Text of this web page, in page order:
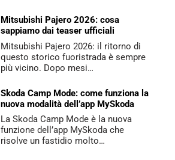
Mitsubishi Pajero 2026: cosa
sappiamo dai teaser ufficiali
Mitsubishi Pajero 2026: il ritorno di
questo storico fuoristrada è sempre
più vicino. Dopo mesi…
Skoda Camp Mode: come funziona la
nuova modalità dell’app MySkoda
La Skoda Camp Mode è la nuova
funzione dell’app MySkoda che
risolve un fastidio molto…